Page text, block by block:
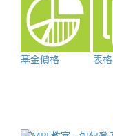
基金價格 表格